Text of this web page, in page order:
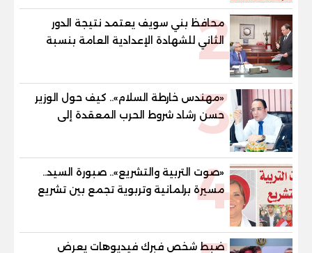
2
محافظ بني سويف يعتمد نتيجة الدور
الثاني للشهادة الإعدادية العامة بنسبة
والنور للمكفوفين
3
«مهندس خارطة السلام».. كيف حول الوزير
حسن رشاد شروط الحرب المعقدة إلى
"خارطة طريق" للانسحاب والإعمار؟
4
«صوت التربية والتشريع».. صبورة السيد..
مسيرة برلمانية وتربوية تجمع بين تشريع
القوانين وصناعة الأجيال لبناء الإنسان
ضبط شخص فبرك فيديوهات يعرض